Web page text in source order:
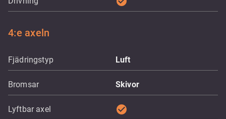
4:e axeln
Fjädringstyp Luft
Bromsar Skivor
Lyftbar axel check_circle